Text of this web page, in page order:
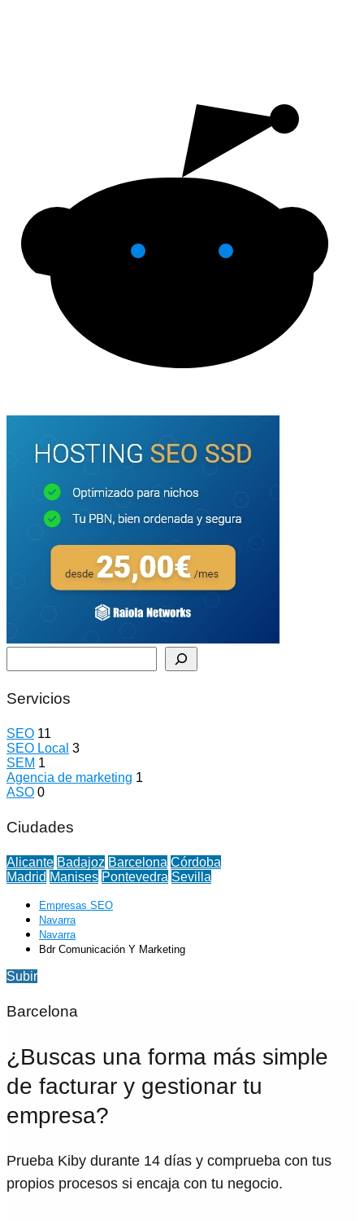
Servicios
SEO 11
SEO Local 3
SEM 1
Agencia de marketing 1
ASO 0
Ciudades
Alicante Badajoz Barcelona Córdoba
Madrid Manises Pontevedra Sevilla
Empresas SEO
Navarra
Navarra
Bdr Comunicación Y Marketing
Subir
Barcelona
¿Buscas una forma más simple
de facturar y gestionar tu
empresa?
Prueba Kiby durante 14 días y comprueba con tus
propios procesos si encaja con tu negocio.